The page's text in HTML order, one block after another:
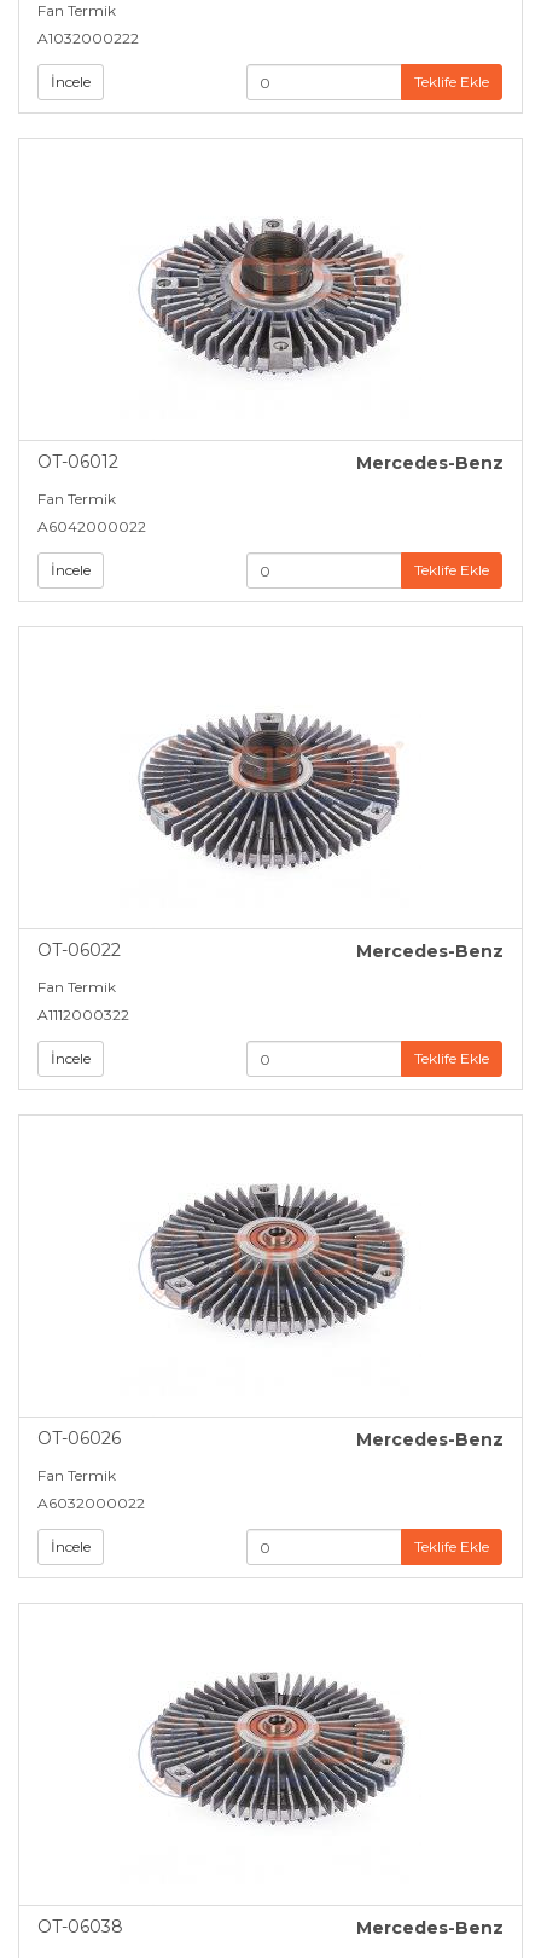
Fan Termik
A1032000222
İncele Teklife Ekle
OT-06012 Mercedes-Benz
Fan Termik
A6042000022
İncele Teklife Ekle
OT-06022 Mercedes-Benz
Fan Termik
A1112000322
İncele Teklife Ekle
OT-06026 Mercedes-Benz
Fan Termik
A6032000022
İncele Teklife Ekle
OT-06038 Mercedes-Benz